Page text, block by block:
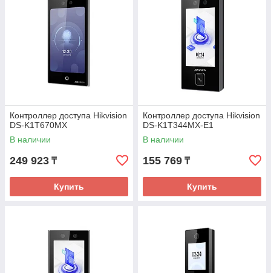
Контроллер доступа Hikvision
DS-K1T670MX
В наличии
249 923 ₸
Купить
Контроллер доступа Hikvision
DS-K1T344MX-E1
В наличии
155 769 ₸
Купить